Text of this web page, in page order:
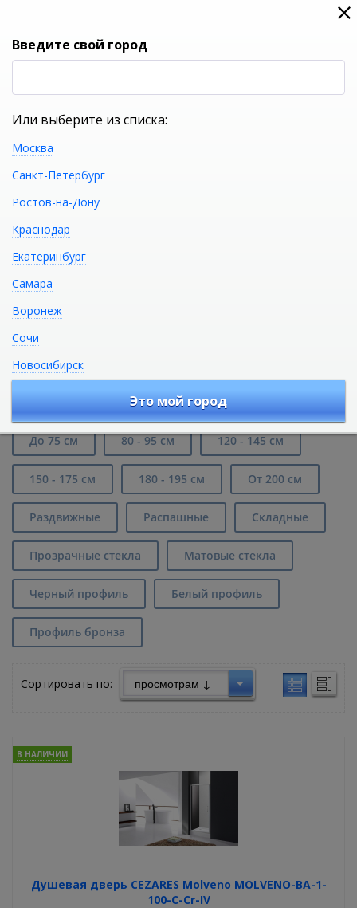
0
Душевые двери в нишу шириной от
100 до 115 см в Ростове-на-Дону
До 75 см 80 - 95 см 120 - 145 см
150 - 175 см 180 - 195 см От 200 см
Раздвижные Распашные Складные
Прозрачные стекла Матовые стекла
Черный профиль Белый профиль
Профиль бронза
Сортировать по:
Душевая дверь CEZARES Molveno MOLVENO-BA-1-
100-C-Cr-IV
В НАЛИЧИИ
Введите свой город
Или выберите из списка:
Москва
Санкт-Петербург
Ростов-на-Дону
Краснодар
Екатеринбург
Самара
Воронеж
Сочи
Новосибирск
Это мой город